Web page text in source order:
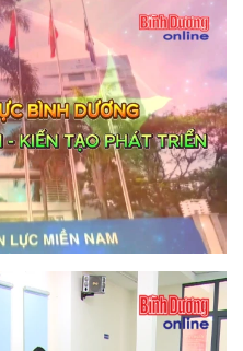
Dương: Gắn kết chặt
vụ chuyên môn